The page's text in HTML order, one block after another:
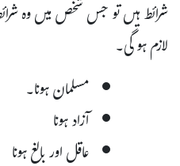
شرائط ہیں تو جس شخص میں وہ
لازم ہو گی۔
مسلمان ہونا۔
آزاد ہونا
عاقل اور بالغ ہونا